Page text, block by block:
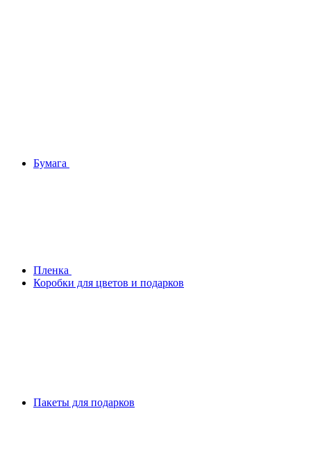
Бумага
Плeнка
Коробки для цветов и подарков
Пакеты для подарков